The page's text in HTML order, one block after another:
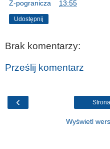
Z-pogranicza 13:55
Udostępnij
Brak komentarzy:
Prześlij komentarz
‹
Wyświetl